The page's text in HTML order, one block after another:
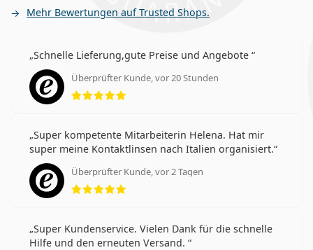
Mehr Bewertungen auf Trusted Shops.
Schnelle Lieferung,gute Preise und Angebote
Überprüfter Kunde, vor 20 Stunden
Bewertung 5 aus 5
Super kompetente Mitarbeiterin Helena. Hat mir
super meine Kontaktlinsen nach Italien organisiert.
Überprüfter Kunde, vor 2 Tagen
Bewertung 5 aus 5
Super Kundenservice. Vielen Dank für die schnelle
Hilfe und den erneuten Versand.